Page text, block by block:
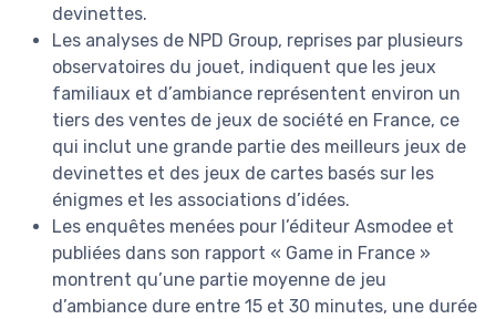
devinettes.
Les analyses de NPD Group, reprises par plusieurs
observatoires du jouet, indiquent que les jeux
familiaux et d’ambiance représentent environ un
tiers des ventes de jeux de société en France, ce
qui inclut une grande partie des meilleurs jeux de
devinettes et des jeux de cartes basés sur les
énigmes et les associations d’idées.
Les enquêtes menées pour l’éditeur Asmodee et
publiées dans son rapport « Game in France »
montrent qu’une partie moyenne de jeu
d’ambiance dure entre 15 et 30 minutes, une durée